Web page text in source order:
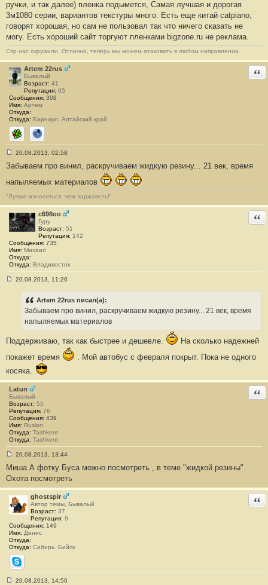
и
#
4
ручки, и так далее) пленка подымется, Самая лучшая и дорогая
3м1080 серии, вариантов текстуры много. Есть еще китай catpiano,
говорят хорошая, но сам не пользовал так что ничего сказать не
могу. Есть хороший сайт торгуют пленками bigzone.ru не реклама.
Сэр нас окружили. Отлично, теперь мы можем атаковать в любом направлении.
Artem 22rus
Бывалый
Возраст: 41
Репутация: 65
Сообщения: 308
Имя: Артем
Откуда:
Откуда: Барнаул, Алтайский край
ICQ Сайт
о
б
щ
е
н
и
е
#
5
20.08.2013, 02:58
Забываем про винил, раскручиваем жидкую резину... 21 век, время
напыляемых материалов
"Лучше износиться, чем заржаветь!"
c698oo
Гуру
Возраст: 51
Репутация: 142
Сообщения: 735
Имя: Михаил
Откуда:
Откуда: Владивосток
е
6
20.08.2013, 11:26
Artem 22rus писал(а):
Забываем про винил, раскручиваем жидкую резину... 21 век, время
напыляемых материалов
Поддерживаю, так как быстрее и дешевле.
На сколько надежней
покажет время
. Мой автобус с февраля покрыт. Пока не одного
косяка.
Latun
Бывалый
Возраст: 55
Репутация: 76
Сообщения: 439
Имя: Ruslan
Откуда: Tashkent
Откуда: Tashkent
о
б
щ
е
н
и
#
7
20.08.2013, 13:44
Миша А фотку Буса можно посмотреть , в теме "жидкой резины".
Охота посмотреть
ghostspir
Автор темы, Бывалый
Возраст: 37
Репутация: 9
Сообщения: 149
Имя: Денис
Откуда:
Откуда: Сибирь. Бийск
Skype
20.08.2013, 14:56